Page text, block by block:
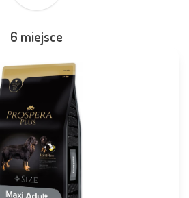
6 miejsce